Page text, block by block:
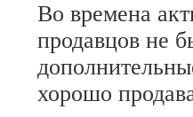
Во времена
продавцов не
хорошо